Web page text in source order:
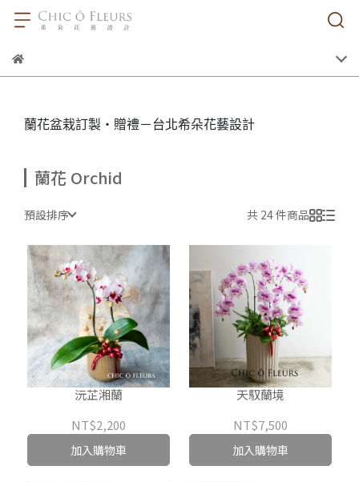
蘭花盆栽訂製・贈禮－台北希朵花藝設計
蘭花 Orchid
預設排序 共 24 件商品
沅芷湘蘭
NT$2,200
加入購物車
天馭蘭境
NT$7,500
加入購物車